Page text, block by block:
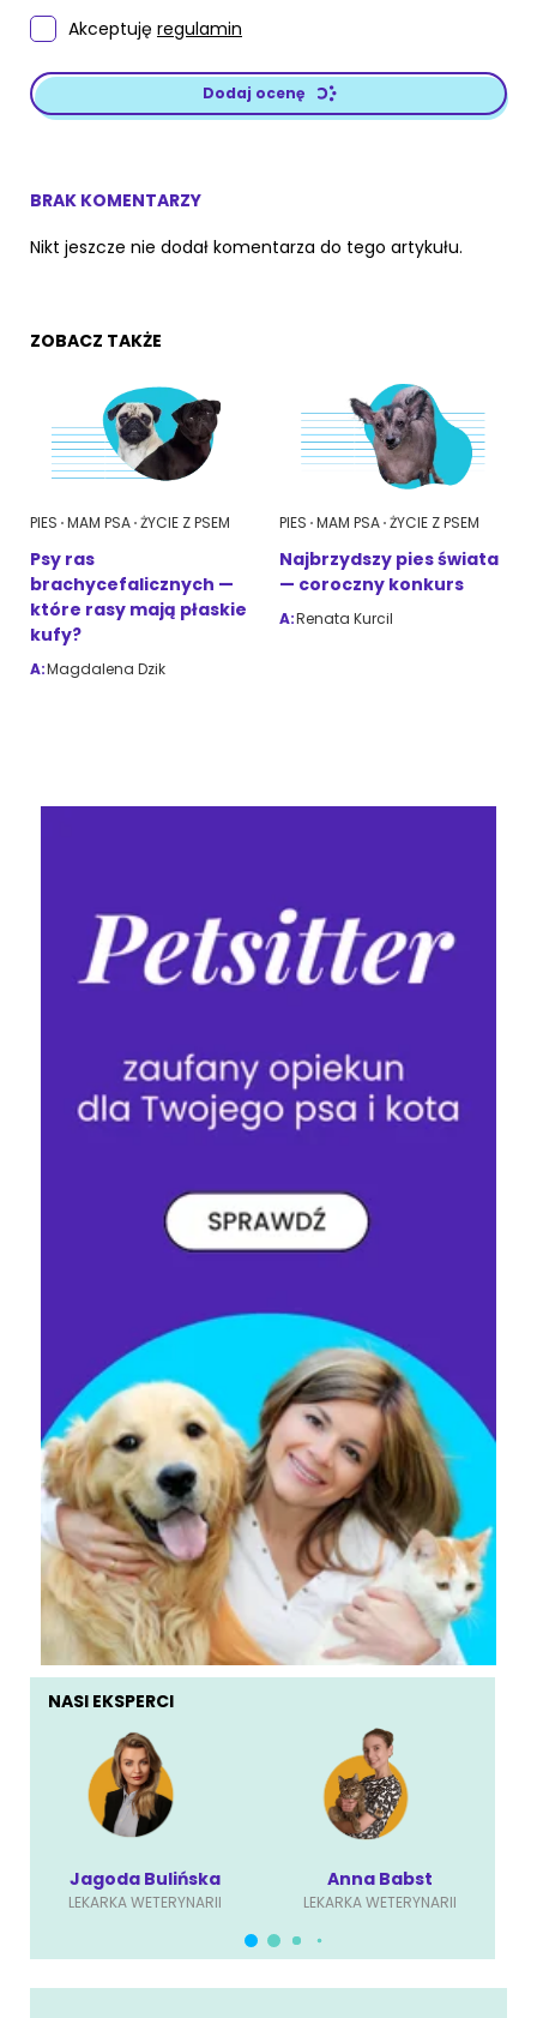
Akceptuję regulamin
Dodaj ocenę
BRAK KOMENTARZY
Nikt jeszcze nie dodał komentarza do tego artykułu.
ZOBACZ TAKŻE
PIES MAM PSA ŻYCIE Z PSEM
Psy ras
brachycefalicznych —
które rasy mają płaskie
kufy?
A:Magdalena Dzik
PIES MAM PSA ŻYCIE Z PSEM
Najbrzydszy pies świata
— coroczny konkurs
A:Renata Kurcil
NASI EKSPERCI
Jagoda Bulińska
LEKARKA WETERYNARII
Anna Babst
LEKARKA WETERYNARII